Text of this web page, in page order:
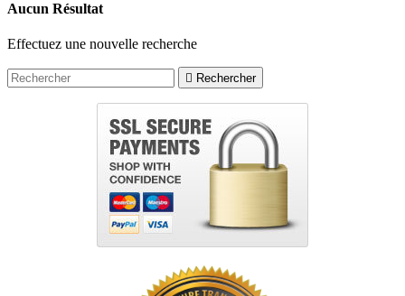
Aucun Résultat
Effectuez une nouvelle recherche
 Rechercher